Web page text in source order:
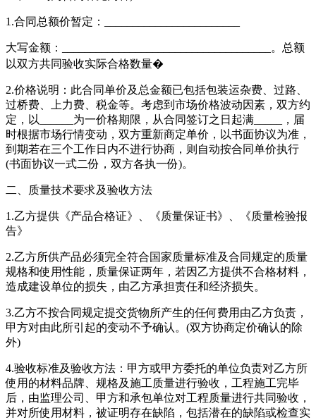
1.合同总额价暂定：________________________
大写金额：_____________________________________。总额
以双方共同验收实际合格数量�
2.价格说明：此合同单价及总金额已包括包装运杂费、过路、
过桥费、上力费、税金等。考虑到市场价格波动因素，双方约
定，以______为一价格期限，从合同签订之日起满_____，届
时根据市场行情变动，双方重新商定单价，以书面协议为准，
到期若在三个工作日内不进行协商，则自动按合同单价执行
(书面协议一式二份，双方各执一份)。
二、质量技术要求及验收方法
1.乙方提供《产品合格证》、《质量保证书》、《质量检验报
告》
2.乙方所供产品必须完全符合国家质量标准及合同规定的质量
规格和使用性能，质量保证两年，若因乙方提供不合格材料，
造成建设单位的损失，由乙方承担责任和经济损失。
3.乙方不按合同规定提交货物所产生的任何费用由乙方负责，
甲方对由此所引起的变动不予确认。(双方协商定价确认的除
外)
4.验收标准及验收方法：甲方或甲方委托的单位负责对乙方所
使用的材料品牌、规格及施工质量进行验收，工程施工完毕
后，由监理公司、甲方和承包单位对工程质量进行共同验收，
并对所使用材料，被证明存在缺陷，包括潜在的缺陷或检查实